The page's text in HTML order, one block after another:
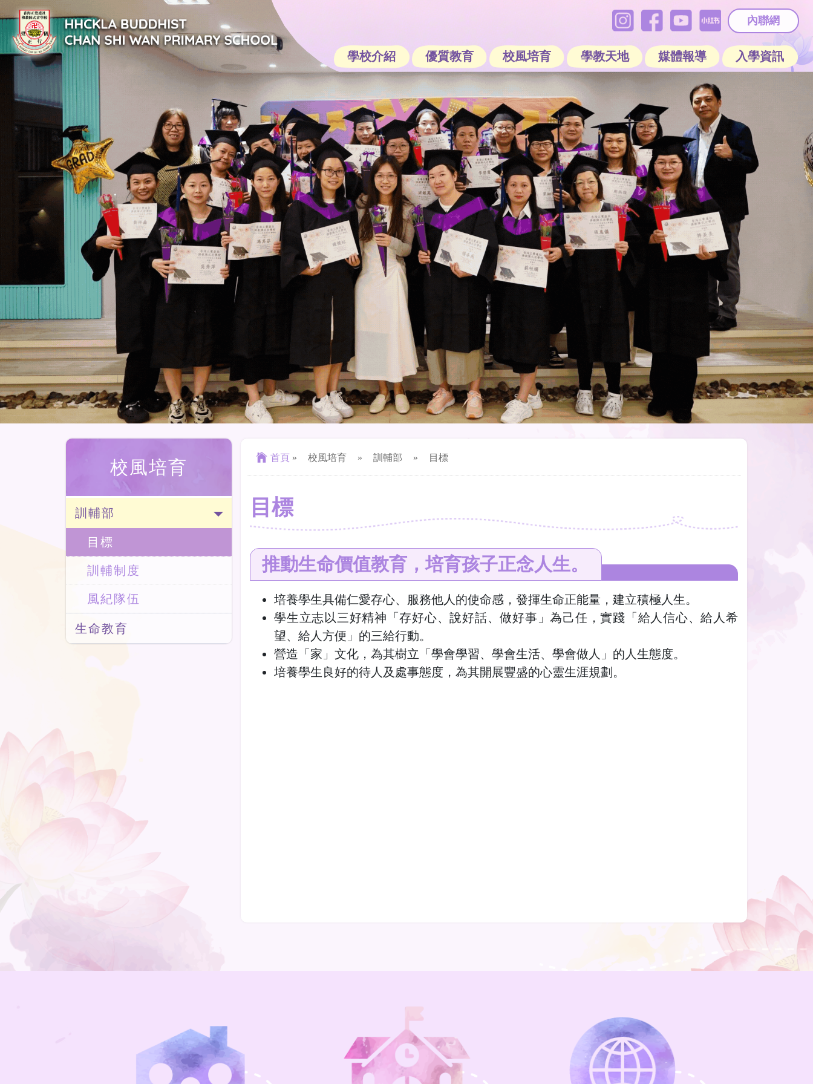
內聯網
學校介紹 優質教育 校風培育 學教天地 媒體報導 入學資訊
校風培育
訓輔部
目標
訓輔制度
風紀隊伍
生命教育
首頁 » 校風培育 » 訓輔部 » 目標
目標
推動生命價值教育，培育孩子正念人生。
培養學生具備仁愛存心、服務他人的使命感，發揮生命正能量，建立積極人生。
學生立志以三好精神「存好心、說好話、做好事」為己任，實踐「給人信心、給人希
望、給人方便」的三給行動。
營造「家」文化，為其樹立「學會學習、學會生活、學會做人」的人生態度。
培養學生良好的待人及處事態度，為其開展豐盛的心靈生涯規劃。